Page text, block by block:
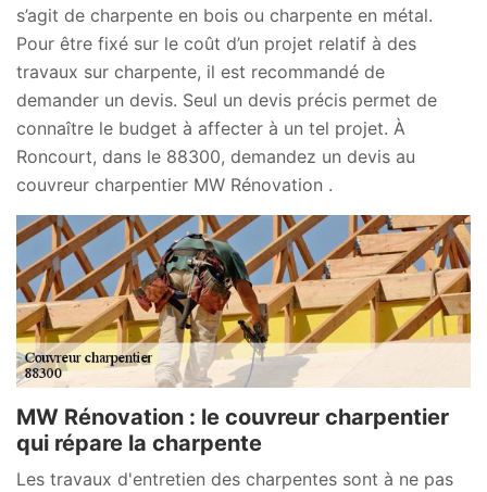
s’agit de charpente en bois ou charpente en métal.
Pour être fixé sur le coût d’un projet relatif à des
travaux sur charpente, il est recommandé de
demander un devis. Seul un devis précis permet de
connaître le budget à affecter à un tel projet. À
Roncourt, dans le 88300, demandez un devis au
couvreur charpentier MW Rénovation .
MW Rénovation : le couvreur charpentier
qui répare la charpente
Les travaux d'entretien des charpentes sont à ne pas